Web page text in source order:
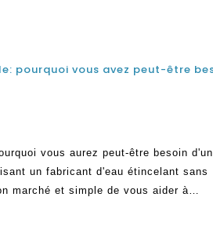
vous aurez peut-être besoin d'un
un fabricant d'eau étincelant sans
marché et simple de vous aider à
sur le LE